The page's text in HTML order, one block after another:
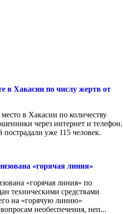
в Хакасии по числу жертв от
в Хакасии по количеству
через интернет и телефон.
пострадали уже 115 человек.
«горячая линия»
«горячая линия» по
техническими средствами
на «горячую линию»
необеспечения, неп...